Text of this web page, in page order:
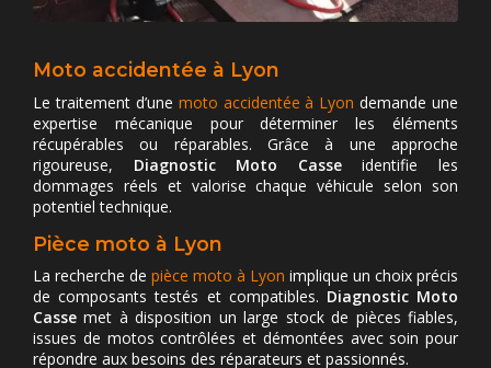
Moto accidentée à Lyon
Le traitement d’une moto accidentée à Lyon demande une
expertise mécanique pour déterminer les éléments
récupérables ou réparables. Grâce à une approche
rigoureuse, Diagnostic Moto Casseidentifie les
dommages réels et valorise chaque véhicule selon son
potentiel technique.
Pièce moto à Lyon
La recherche de pièce moto à Lyon implique un choix précis
de composants testés et compatibles. Diagnostic Moto
Casse met à disposition un large stock de pièces fiables,
issues de motos contrôlées et démontées avec soin pour
répondre aux besoins des réparateurs et passionnés.